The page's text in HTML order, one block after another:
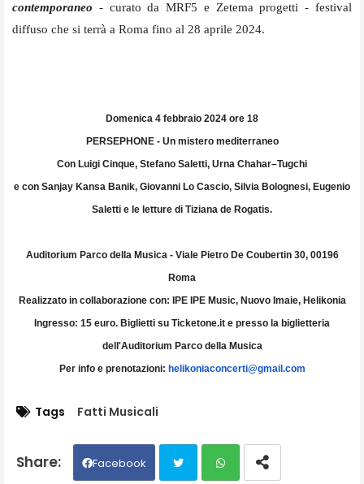
contemporaneo - curato da MRF5 e Zetema progetti - festival
diffuso che si terrà a Roma fino al 28 aprile 2024.
Domenica 4 febbraio 2024 ore 18
PERSEPHONE - Un mistero mediterraneo
Con Luigi Cinque, Stefano Saletti, Urna Chahar–Tugchi
e con Sanjay Kansa Banik, Giovanni Lo Cascio, Silvia Bolognesi, Eugenio
Saletti e le letture di Tiziana de Rogatis.
Auditorium Parco della Musica - Viale Pietro De Coubertin 30, 00196
Roma
Realizzato in collaborazione con: IPE IPE Music, Nuovo Imaie, Helikonia
Ingresso: 15 euro. Biglietti su Ticketone.it e presso la biglietteria
dell'Auditorium Parco della Musica
Per info e prenotazioni: helikoniaconcerti@gmail.com
Tags Fatti Musicali
Facebook